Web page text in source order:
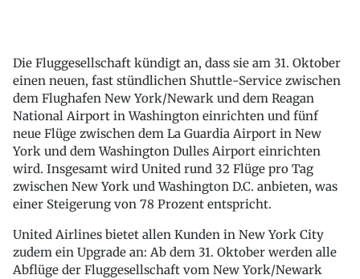
Die Fluggesellschaft kündigt an, dass sie am 31. Oktober
einen neuen, fast stündlichen Shuttle-Service zwischen
dem Flughafen New York/Newark und dem Reagan
National Airport in Washington einrichten und fünf
neue Flüge zwischen dem La Guardia Airport in New
York und dem Washington Dulles Airport einrichten
wird. Insgesamt wird United rund 32 Flüge pro Tag
zwischen New York und Washington D.C. anbieten, was
einer Steigerung von 78 Prozent entspricht.
United Airlines bietet allen Kunden in New York City
zudem ein Upgrade an: Ab dem 31. Oktober werden alle
Abflüge der Fluggesellschaft vom New York/Newark